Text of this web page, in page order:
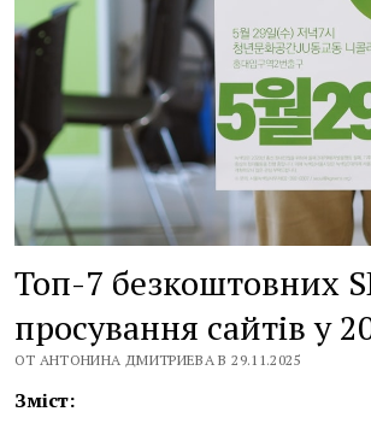
Топ-7 безкоштовних
просування сайтів у
ОТ АНТОНИНА ДМИТРИЕВА В 29.11.2025
Зміст: